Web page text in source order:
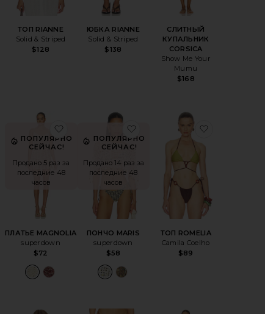
ТОП RIANNE
Solid & Striped
$128
ЮБКА RIANNE
Solid & Striped
$138
СЛИТНЫЙ
КУПАЛЬНИК
CORSICA
Show Me Your
Mumu
$168
избранноеПАРЕРО THE PUKA
ПОПУЛЯРНО
СЕЙЧАС!
Продано 5 раз за
последние 48
часов
ПЛАТЬЕ MAGNOLIA
superdown
$72
избранноеПЛАТЬЕ MAGNOLIA
ПОПУЛЯРНО
СЕЙЧАС!
Продано 14 раз за
последние 48
часов
ПОНЧО MARIS
superdown
$58
избранноеПОНЧО MARIS
ТОП ROMELIA
Camila Coelho
$89